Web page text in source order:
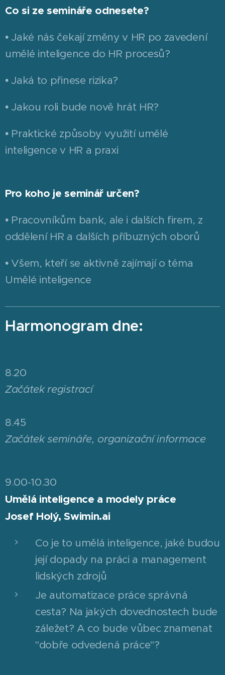
Co si ze semináře odnesete?
• Jaké nás čekají změny v HR po zavedení
umělé inteligence do HR procesů?
• Jaká to přinese rizika?
• Jakou roli bude nově hrát HR?
• Praktické způsoby využití umělé
inteligence v HR a praxi
Pro koho je seminář určen?
• Pracovníkům bank, ale i dalších firem, z
oddělení HR a dalších příbuzných oborů
• Všem, kteří se aktivně zajímají o téma
Umělé inteligence
Harmonogram dne:
8.20
Začátek registrací
8.45
Začátek semináře, organizační informace
9.00-10.30
Umělá inteligence a modely práce
Josef Holý, Swimin.ai
Co je to umělá inteligence, jaké budou
její dopady na práci a management
lidských zdrojů
Je automatizace práce správná
cesta? Na jakých dovednostech bude
záležet? A co bude vůbec znamenat
"dobře odvedená práce"?